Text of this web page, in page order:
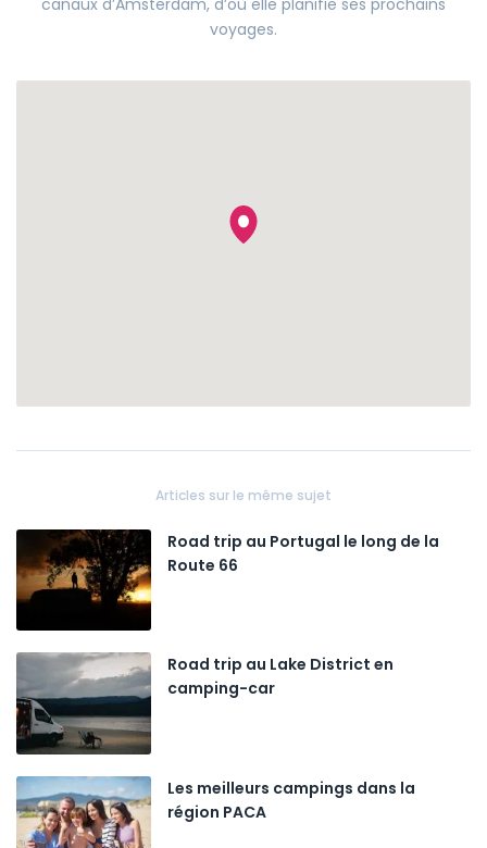
canaux d’Amsterdam, d’où elle planifie ses prochains
voyages.
Articles sur le même sujet
Road trip au Portugal le long de la
Route 66
Road trip au Lake District en
camping-car
Les meilleurs campings dans la
région PACA